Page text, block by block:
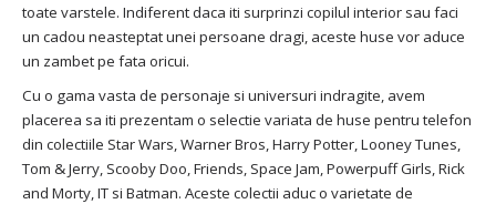
toate varstele. Indiferent daca iti surprinzi copilul interior sau faci
un cadou neasteptat unei persoane dragi, aceste huse vor aduce
un zambet pe fata oricui.
Cu o gama vasta de personaje si universuri indragite, avem
placerea sa iti prezentam o selectie variata de huse pentru telefon
din colectiile Star Wars, Warner Bros, Harry Potter, Looney Tunes,
Tom & Jerry, Scooby Doo, Friends, Space Jam, Powerpuff Girls, Rick
and Morty, IT si Batman. Aceste colectii aduc o varietate de